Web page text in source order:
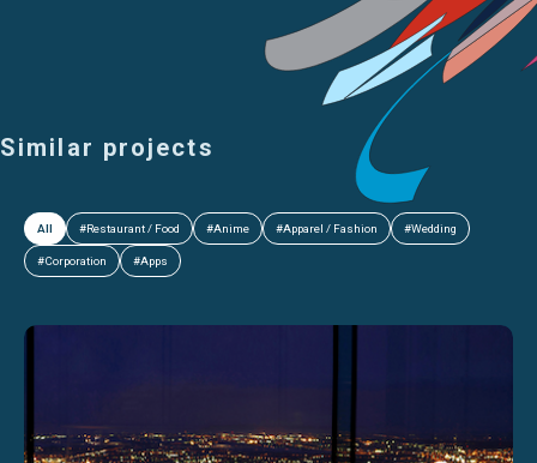
Similar projects
All #Restaurant / Food #Anime #Apparel / Fashion #Wedding
#Corporation #Apps